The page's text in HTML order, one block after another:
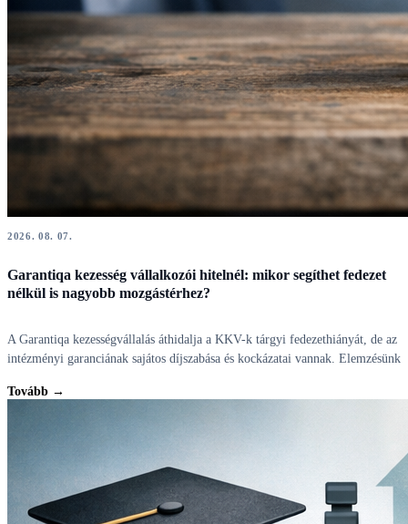
2026. 08. 07.
Garantiqa kezesség vállalkozói hitelnél: mikor segíthet fedezet
nélkül is nagyobb mozgástérhez?
A Garantiqa kezességvállalás áthidalja a KKV-k tárgyi fedezethiányát, de az
intézményi garanciának sajátos díjszabása és kockázatai vannak. Elemzésünk
Tovább →